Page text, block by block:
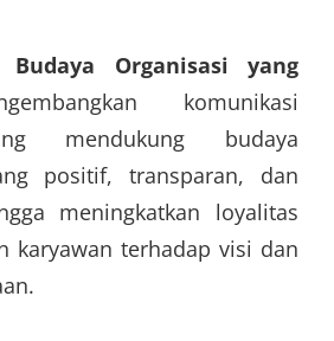
Budaya Organisasi yang
komunikasi
mendukung budaya
positif, transparan, dan
meningkatkan loyalitas
karyawan terhadap visi dan